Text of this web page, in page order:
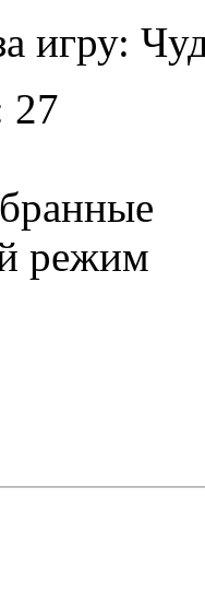
игру:
27
режим